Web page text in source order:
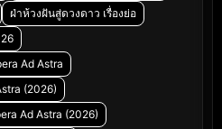
ฝ่าห้วงฝันสู่ดวงดาว เรื่องย่อ
Ad Astra
(2026)
Ad Astra (2026)